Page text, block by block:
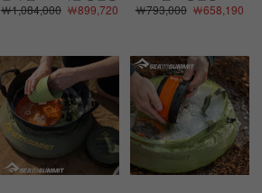
￦1,084,000￦899,720
￦793,000￦658,190